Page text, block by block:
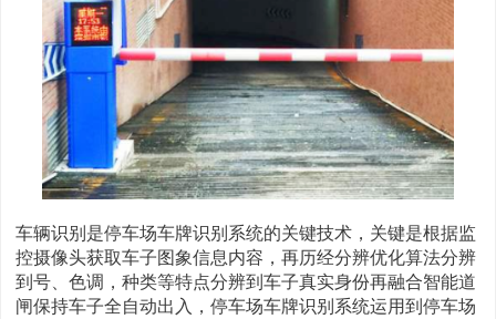
车辆识别是停车场车牌识别系统的关键技术，关键是根据监
控摄像头获取车子图象信息内容，再历经分辨优化算法分辨
到号、色调，种类等特点分辨到车子真实身份再融合智能道
闸保持车子全自动出入，停车场车牌识别系统运用到停车场